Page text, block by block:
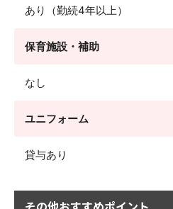
あり（勤続4年以上）
保育施設・補助
なし
ユニフォーム
貸与あり